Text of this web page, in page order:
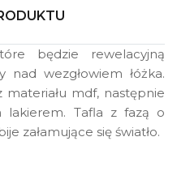
będzie rewelacyjną
wezgłowiem łóżka.
materiału mdf, następnie
lakierem. Tafla z fazą o
załamujące się światło.